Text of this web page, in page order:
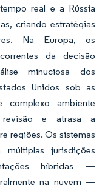
real e a Rússia
criando estratégias
Na Europa, os
da decisão
minuciosa dos
Unidos sob as
complexo ambiente
e atrasa a
regiões. Os sistemas
jurisdições
híbridas —
na nuvem —